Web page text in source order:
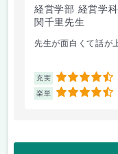
経営学部 経営学科
関千里先生
先生が面白くて話が
充実 4.5
楽単 4.5